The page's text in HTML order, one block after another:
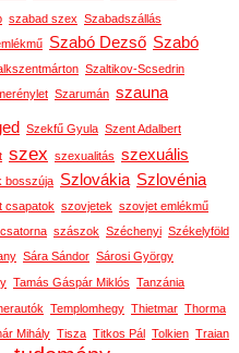
szabad szex Szabadszállás
Szabó Dezső Szabó
Szaltikov-Scsedrin
Szarumán szauna
Szekfű Gyula Szent Adalbert
szex szexualitás szexuális
bosszúja Szlovákia Szlovénia
csapatok szovjetek szovjet emlékmű
szászok Széchenyi Székelyföld
Sára Sándor Sárosi György
Tamás Gáspár Miklós Tanzánia
Templomhegy Thietmar Thorma
Mihály Tisza Titkos Pál Tolkien Traian